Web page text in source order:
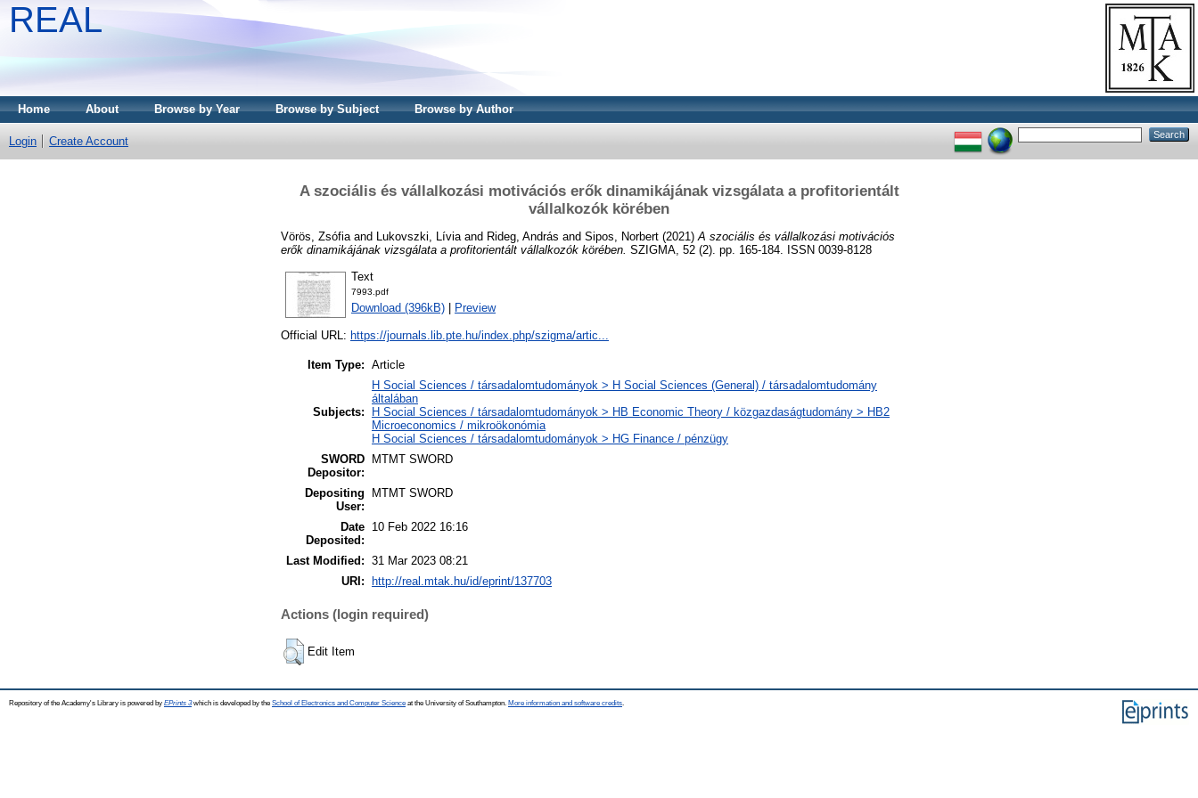
REAL
Home About Browse by Year Browse by Subject Browse by Author
Login Create Account
A szociális és vállalkozási motivációs erők dinamikájának vizsgálata a profitorientált
vállalkozók körében
Vörös, Zsófia and Lukovszki, Lívia and Rideg, András and Sipos, Norbert (2021) A szociális és vállalkozási motivációs
erők dinamikájának vizsgálata a profitorientált vállalkozók körében. SZIGMA, 52 (2). pp. 165-184. ISSN 0039-8128
Text
7993.pdf
Download (396kB) Preview
Official URL: https://journals.lib.pte.hu/index.php/szigma/artic...
Item Type: Article
Subjects:
H Social Sciences / társadalomtudományok > H Social Sciences (General) / társadalomtudomány
általában
H Social Sciences / társadalomtudományok > HB Economic Theory / közgazdaságtudomány > HB2
Microeconomics / mikroökonómia
H Social Sciences / társadalomtudományok > HG Finance / pénzügy
SWORD
Depositor:
MTMT SWORD
Depositing
User:
MTMT SWORD
Date
Deposited:
10 Feb 2022 16:16
Last Modified: 31 Mar 2023 08:21
URI:
http://real.mtak.hu/id/eprint/137703
Actions (login required)
Edit Item
Repository of the Academy's Library is powered by EPrints 3which is developed by the School of Electronics and Computer Science at the University of Southampton. More information and software credits